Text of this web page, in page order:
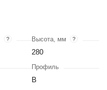
? Высота, мм ?
280
Профиль
В